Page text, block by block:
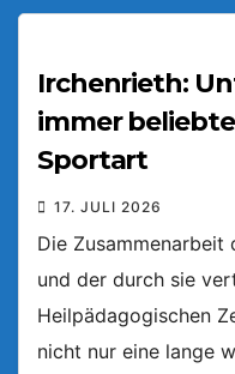
Irchenrieth:
immer
Sportart
17. JULI 2026
Die Zusammenarbeit
und der durch sie
Heilpädagogischen
nicht nur eine lange